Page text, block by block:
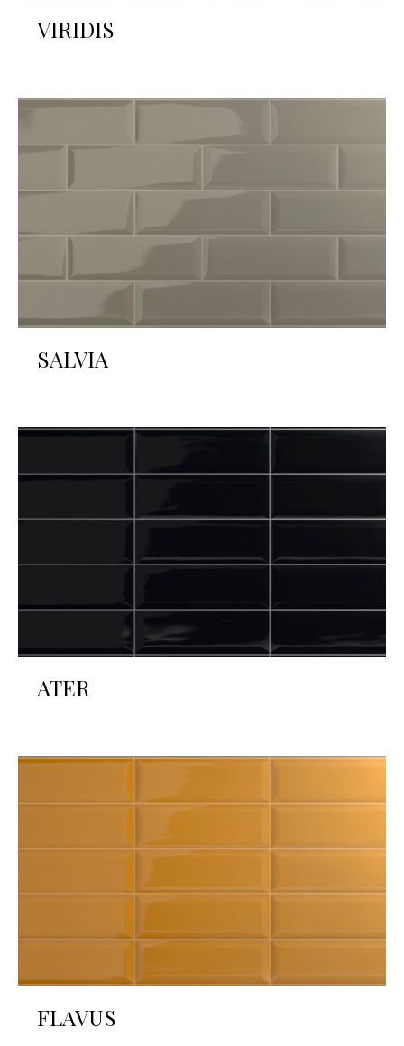
VIRIDIS
SALVIA
ATER
FLAVUS